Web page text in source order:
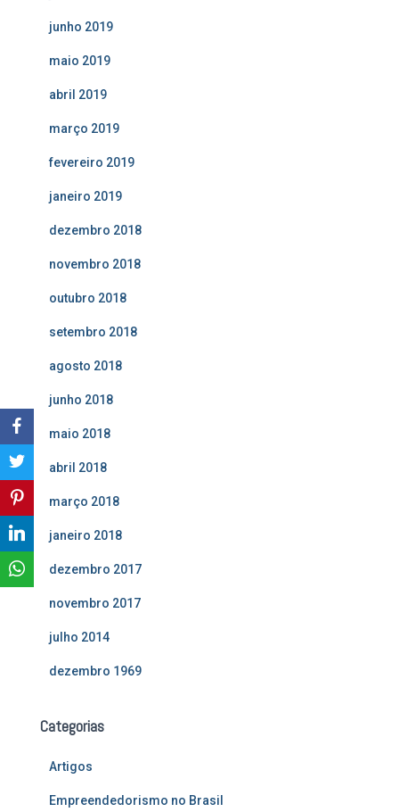
junho 2019
maio 2019
abril 2019
março 2019
fevereiro 2019
janeiro 2019
dezembro 2018
novembro 2018
outubro 2018
setembro 2018
agosto 2018
junho 2018
maio 2018
abril 2018
março 2018
janeiro 2018
dezembro 2017
novembro 2017
julho 2014
dezembro 1969
Categorias
Artigos
Empreendedorismo no Brasil